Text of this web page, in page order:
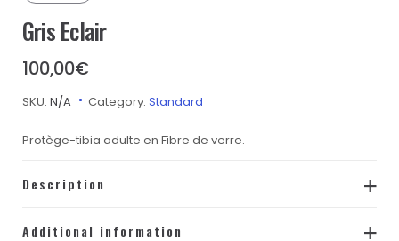
Gris Eclair
100,00€
SKU: N/A Category: Standard
Protège-tibia adulte en Fibre de verre.
Description
– Les protège-tibias Tibevolution sont intégralement
Additional information